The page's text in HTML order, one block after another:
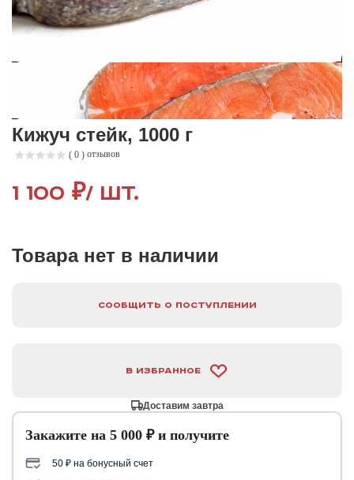
Кижуч стейк, 1000 г
( 0 ) отзывов
1 100 ₽/ шт.
Товара нет в наличии
Сообщить о поступлении
В избранное
Доставим завтра
Закажите на 5 000 ₽ и получите
50 ₽ на бонусный счет